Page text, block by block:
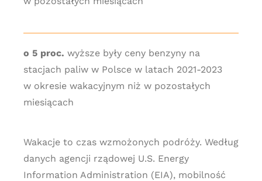
o 5 proc. wyższe były ceny benzyny na
stacjach paliw w Polsce w latach 2021-2023
w okresie wakacyjnym niż w pozostałych
miesiącach
Wakacje to czas wzmożonych podróży. Według
danych agencji rządowej U.S. Energy
Information Administration (EIA), mobilność